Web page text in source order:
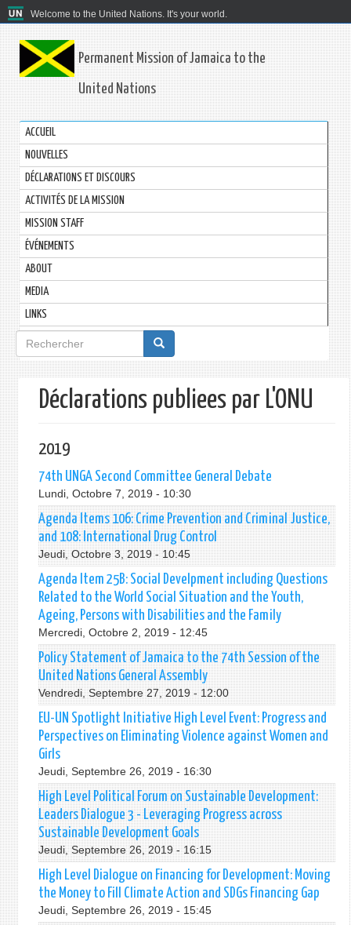
Welcome to the United Nations. It's your world.
Permanent Mission of Jamaica to the
United Nations
ACCUEIL
NOUVELLES
DÉCLARATIONS ET DISCOURS
ACTIVITÉS DE LA MISSION
MISSION STAFF
ÉVÉNEMENTS
ABOUT
MEDIA
LINKS
Formulaire
de
recherche
Déclarations publiees par L'ONU
2019
74th UNGA Second Committee General Debate
Lundi, Octobre 7, 2019 - 10:30
Agenda Items 106: Crime Prevention and Criminal Justice,
and 108: International Drug Control
Jeudi, Octobre 3, 2019 - 10:45
Agenda Item 25B: Social Develpment including Questions
Related to the World Social Situation and the Youth,
Ageing, Persons with Disabilities and the Family
Mercredi, Octobre 2, 2019 - 12:45
Policy Statement of Jamaica to the 74th Session of the
United Nations General Assembly
Vendredi, Septembre 27, 2019 - 12:00
EU-UN Spotlight Initiative High Level Event: Progress and
Perspectives on Eliminating Violence against Women and
Girls
Jeudi, Septembre 26, 2019 - 16:30
High Level Political Forum on Sustainable Development:
Leaders Dialogue 3 - Leveraging Progress across
Sustainable Development Goals
Jeudi, Septembre 26, 2019 - 16:15
High Level Dialogue on Financing for Development: Moving
the Money to Fill Climate Action and SDGs Financing Gap
Jeudi, Septembre 26, 2019 - 15:45